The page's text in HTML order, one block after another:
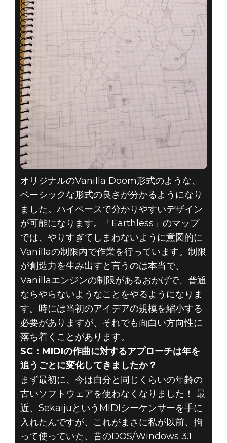
オリジナルのVanilla Doom形式のような、
ベーシックな形式の良さが分かるようになり
ました。ハイペースで分かりやすいデザイン
が可能になります。「Earthless」のマップ
では、やりすぎてしまわないように意図的に
Vanillaの制限内で作業を行っています。制限
が創造力を生み出すと言うのは本当で、
Vanillaエンジンの制限があるおかげで、普通
ならやらないようなことをやるようになりま
す。時には当初のアイデアの規模を縮小する
必要がありますが、それでも面白い方向性に
落ち着くことがあります。
SC：MIDIの作曲に対するアプローチは年を
追うごとに変化してきましたか？
まず最初に、今は自分と同じくらいの年齢の
古いソフトウェアを使わなくなりました！ 最
近、SekaijuというMIDIシーケンサーを手に
入れたんですが、これがまさに私が以前、拘
って使っていた、昔のDOS/Windows 3.1